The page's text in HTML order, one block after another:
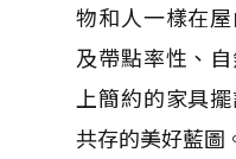
物和人一樣在
及帶點率性、
上簡約的家具
共存的美好藍圖